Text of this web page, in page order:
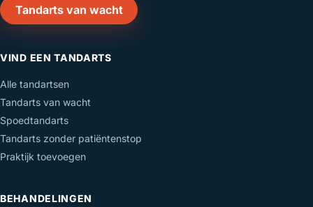
Tandarts van wacht
VIND EEN TANDARTS
Alle tandartsen
Tandarts van wacht
Spoedtandarts
Tandarts zonder patiëntenstop
Praktijk toevoegen
BEHANDELINGEN